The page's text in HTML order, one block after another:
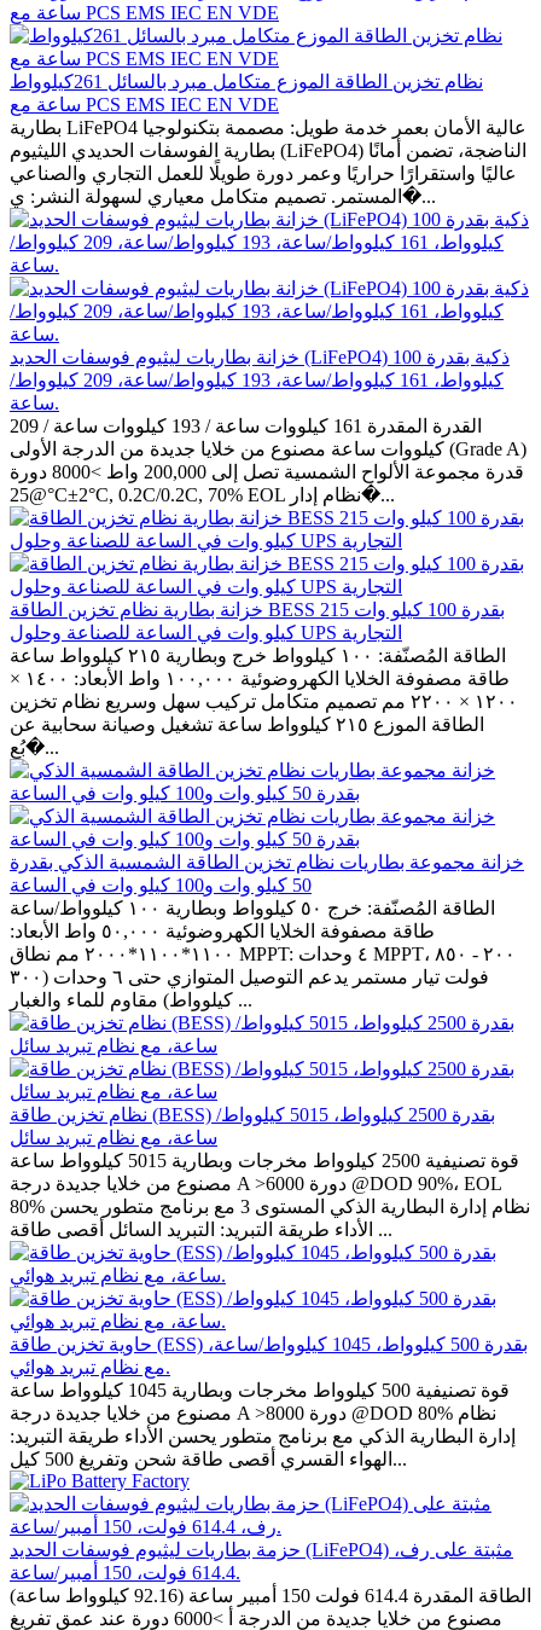
نظام تخزين الطاقة الموزع متكامل مبرد بالسائل 261كيلوواط
ساعة مع PCS EMS IEC EN VDE
بطارية LiFePO4 عالية الأمان بعمر خدمة طويل: مصممة بتكنولوجيا
بطارية الفوسفات الحديدي الليثيوم (LiFePO4) الناضجة، تضمن أمانًا
عاليًا واستقرارًا حراريًا وعمر دورة طويلًا للعمل التجاري والصناعي
المستمر. تصميم متكامل معياري لسهولة النشر: ي�...
خزانة بطاريات ليثيوم فوسفات الحديد (LiFePO4) ذكية بقدرة 100
كيلوواط، 161 كيلوواط/ساعة، 193 كيلوواط/ساعة، 209 كيلوواط/
ساعة.
القدرة المقدرة 161 كيلووات ساعة / 193 كيلووات ساعة / 209
كيلووات ساعة مصنوع من خلايا جديدة من الدرجة الأولى (Grade A)
قدرة مجموعة الألواح الشمسية تصل إلى 200,000 واط >8000 دورة
@25°C±2°C, 0.2C/0.2C, 70% EOL نظام إدار�...
خزانة بطارية نظام تخزين الطاقة BESS بقدرة 100 كيلو وات 215
كيلو وات في الساعة للصناعة وحلول UPS التجارية
الطاقة المُصنّفة: ١٠٠ كيلوواط خرج وبطارية ٢١٥ كيلوواط ساعة
طاقة مصفوفة الخلايا الكهروضوئية ١٠٠,٠٠٠ واط الأبعاد: ١٤٠٠ ×
١٢٠٠ × ٢٢٠٠ مم تصميم متكامل تركيب سهل وسريع نظام تخزين
الطاقة الموزع ٢١٥ كيلوواط ساعة تشغيل وصيانة سحابية عن
بُع�...
خزانة مجموعة بطاريات نظام تخزين الطاقة الشمسية الذكي بقدرة
50 كيلو وات و100 كيلو وات في الساعة
الطاقة المُصنّفة: خرج ٥٠ كيلوواط وبطارية ١٠٠ كيلوواط/ساعة
طاقة مصفوفة الخلايا الكهروضوئية ٥٠,٠٠٠ واط الأبعاد:
١١٠٠*١١٠٠*٢٠٠٠ مم نطاق MPPT: ٤ وحدات MPPT، ٢٠٠ - ٨٥٠
فولت تيار مستمر يدعم التوصيل المتوازي حتى ٦ وحدات (٣٠٠
كيلوواط) مقاوم للماء والغبار ...
نظام تخزين طاقة (BESS) بقدرة 2500 كيلوواط، 5015 كيلوواط/
ساعة، مع نظام تبريد سائل
قوة تصنيفية 2500 كيلوواط مخرجات وبطارية 5015 كيلوواط ساعة
مصنوع من خلايا جديدة درجة A >6000 دورة @DOD 90%، EOL
80% نظام إدارة البطارية الذكي المستوى 3 مع برنامج متطور يحسن
الأداء طريقة التبريد: التبريد السائل أقصى طاقة ...
حاوية تخزين طاقة (ESS) بقدرة 500 كيلوواط، 1045 كيلوواط/ساعة،
مع نظام تبريد هوائي.
قوة تصنيفية 500 كيلوواط مخرجات وبطارية 1045 كيلوواط ساعة
مصنوع من خلايا جديدة درجة A >8000 دورة @DOD 80% نظام
إدارة البطارية الذكي مع برنامج متطور يحسن الأداء طريقة التبريد:
الهواء القسري أقصى طاقة شحن وتفريغ 500 كيل...
حزمة بطاريات ليثيوم فوسفات الحديد (LiFePO4) مثبتة على رف،
614.4 فولت، 150 أمبير/ساعة.
الطاقة المقدرة 614.4 فولت 150 أمبير ساعة (92.16 كيلوواط ساعة)
مصنوع من خلايا جديدة من الدرجة أ >6000 دورة عند عمق تفريغ